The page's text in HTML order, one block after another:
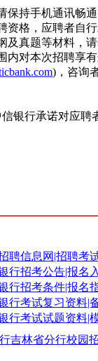
手机通讯畅通
格，应聘者自行
真题等材料，请
对本次招聘享有
)，咨询
银行承诺对应
聘信息网|招聘考
行招考公告|报名
行招考条件|报名
行考试复习资料|
行考试试题资料|
吉林省分行校园